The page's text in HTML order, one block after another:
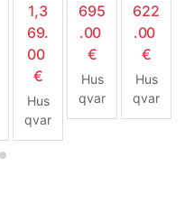
1,3
69.
00
€
Hus
qvar
na
695
.00
€
Hus
qvar
na
622
.00
€
Hus
qvar
na